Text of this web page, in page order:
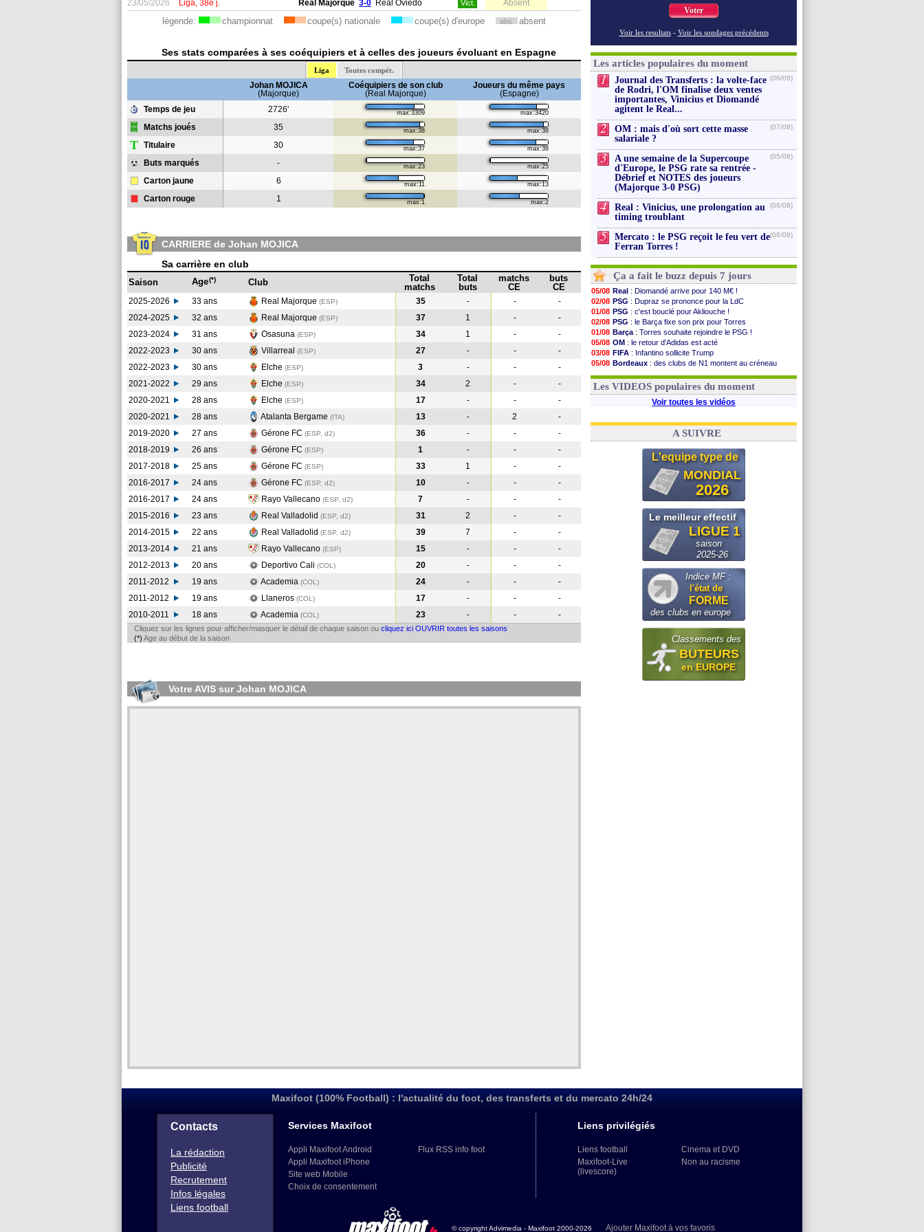
23/05/2026
Liga, 38e j. Real Majorque 3-0 Real Oviedo Vict. Absent
légende: championnat coupe(s) nationale coupe(s) d'europe abs. absent
Ses stats comparées à ses coéquipiers et à celles des joueurs évoluant en Espagne
Liga Toutes compét.
Johan MOJICA
(Majorque)
Coéquipiers de son club
(Real Majorque)
Joueurs du même pays
(Espagne)
Temps de jeu
2726' max:3309 max:3420
Matchs joués 35 max:38 max:38
T Titulaire 30 max:37 max:38
Buts marqués - max:23 max:25
Carton jaune 6 max:11 max:13
Carton rouge 1 max:1 max:2
CARRIERE de Johan MOJICA
Sa carrière en club
Saison Age(*) Club
Total
matchs
Total
buts
matchs
CE
buts
CE
2025-2026 33 ans Real Majorque (ESP) 35 - -
-
2024-2025
32 ans Real Majorque (ESP) 37 1 -
-
2023-2024
31 ans Osasuna (ESP) 34 1 -
-
2022-2023
30 ans Villarreal (ESP) 27 - -
-
2022-2023
30 ans Elche (ESP) 3 - -
-
2021-2022
29 ans Elche (ESP) 34 2 -
-
2020-2021
28 ans Elche (ESP) 17 - -
-
2020-2021
28 ans Atalanta Bergame (ITA) 13 - 2
-
2019-2020
27 ans Gérone FC (ESP, d2) 36 - -
-
2018-2019
26 ans Gérone FC (ESP) 1 - -
-
2017-2018
25 ans Gérone FC (ESP) 33 1 -
-
2016-2017
24 ans Gérone FC (ESP, d2) 10 - -
-
2016-2017
24 ans Rayo Vallecano (ESP, d2) 7 - -
-
2015-2016
23 ans Real Valladolid (ESP, d2) 31 2 -
-
2014-2015
22 ans Real Valladolid (ESP, d2) 39 7 -
-
2013-2014
21 ans Rayo Vallecano (ESP) 15 - -
-
2012-2013
20 ans Deportivo Cali (COL ) 20 - -
-
2011-2012
19 ans Academia (COL ) 24 - -
-
2011-2012
19 ans Llaneros (COL ) 17 - -
-
2010-2011
18 ans Academia (COL ) 23 - - -
Cliquez sur les lignes pour afficher/masquer le détail de chaque saison ou cliquez ici OUVRIR toutes les saisons
(*) Age au début de la saison
Votre AVIS sur Johan MOJICA
Voter
Voir les resultats - Voir les sondages précédents
Les articles populaires du moment
1
Journal des Transferts : la volte-face
de Rodri, l'OM finalise deux ventes
importantes, Vinicius et Diomandé
agitent le Real...
(06/08)
2
OM : mais d'où sort cette masse
salariale ?
(07/08)
3
A une semaine de la Supercoupe
d'Europe, le PSG rate sa rentrée -
Débrief et NOTES des joueurs
(Majorque 3-0 PSG)
(05/08)
4
Real : Vinicius, une prolongation au
timing troublant
(06/08)
5
Mercato : le PSG reçoit le feu vert de
Ferran Torres !
(06/08)
Ça a fait le buzz depuis 7 jours
05/08 Real : Diomandé arrive pour 140 M€ !
02/08 PSG : Dupraz se prononce pour la LdC
01/08 PSG : c'est bouclé pour Akliouche !
02/08 PSG : le Barça fixe son prix pour Torres
01/08 Barça : Torres souhaite rejoindre le PSG !
05/08 OM : le retour d'Adidas est acté
03/08 FIFA : Infantino sollicite Trump
05/08 Bordeaux : des clubs de N1 montent au créneau
03/08 Real: le démenti de Leipzig pour Diomandé
Les VIDEOS populaires du moment
Voir toutes les vidéos
A SUIVRE
L'equipe type de
MONDIAL
2026
Le meilleur effectif
LIGUE 1
saison
2025-26
Indice MF :
l'état de
FORME
des clubs en europe
Classements des
BUTEURS
en EUROPE
Maxifoot (100% Football) : l'actualité du foot, des transferts et du mercato 24h/24
Contacts
La rédaction
Publicité
Recrutement
Infos légales
Liens football
Services Maxifoot
Appli Maxifoot Android
Appli Maxifoot iPhone
Site web Mobile
Choix de consentement
Flux RSS info foot
Liens privilégiés
Liens football
Maxifoot-Live
(livescore)
Cinema et DVD
Non au racisme
© copyright Advimedia - Maxifoot 2000-2026 Ajouter Maxifoot à vos favoris